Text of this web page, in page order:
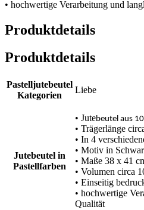
• hochwertige Verarbeitung und
Produktdetails
Produktdetails
Pastelljutebeutel
Kategorien
Liebe
Jutebeutel in
Pastellfarben
• Jutebeutel aus
• Trägerlänge
• In 4
• Motiv in
• Maße 38 x 41
• Volumen circa
• Einseitig
• hochwertige
Qualität